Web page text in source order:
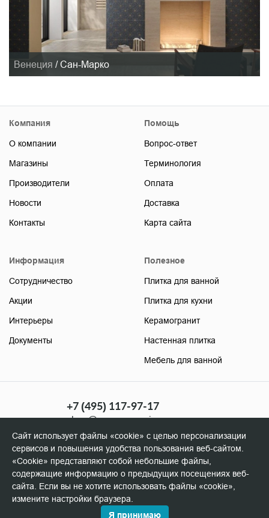
Венеция / Сан-Марко
Компания
О компании
Магазины
Производители
Новости
Контакты
Помощь
Вопрос-ответ
Терминология
Оплата
Доставка
Карта сайта
Информация
Сотрудничество
Акции
Интерьеры
Документы
Полезное
Плитка для ванной
Плитка для кухни
Керамогранит
Настенная плитка
Мебель для ванной
+7 (495) 117-97-17
shop@soyuzceramica.ru
(розница)
+7 (495) 506-96-98
manager@soyuzceramica.ru
(оптовикам)
Сайт использует файлы «cookie» с целью персонализации
сервисов и повышения удобства пользования веб-сайтом.
«Cookie» представляют собой небольшие файлы,
содержащие информацию о предыдущих посещениях веб-
сайта. Если вы не хотите использовать файлы «cookie»,
измените настройки браузера.
Я принимаю